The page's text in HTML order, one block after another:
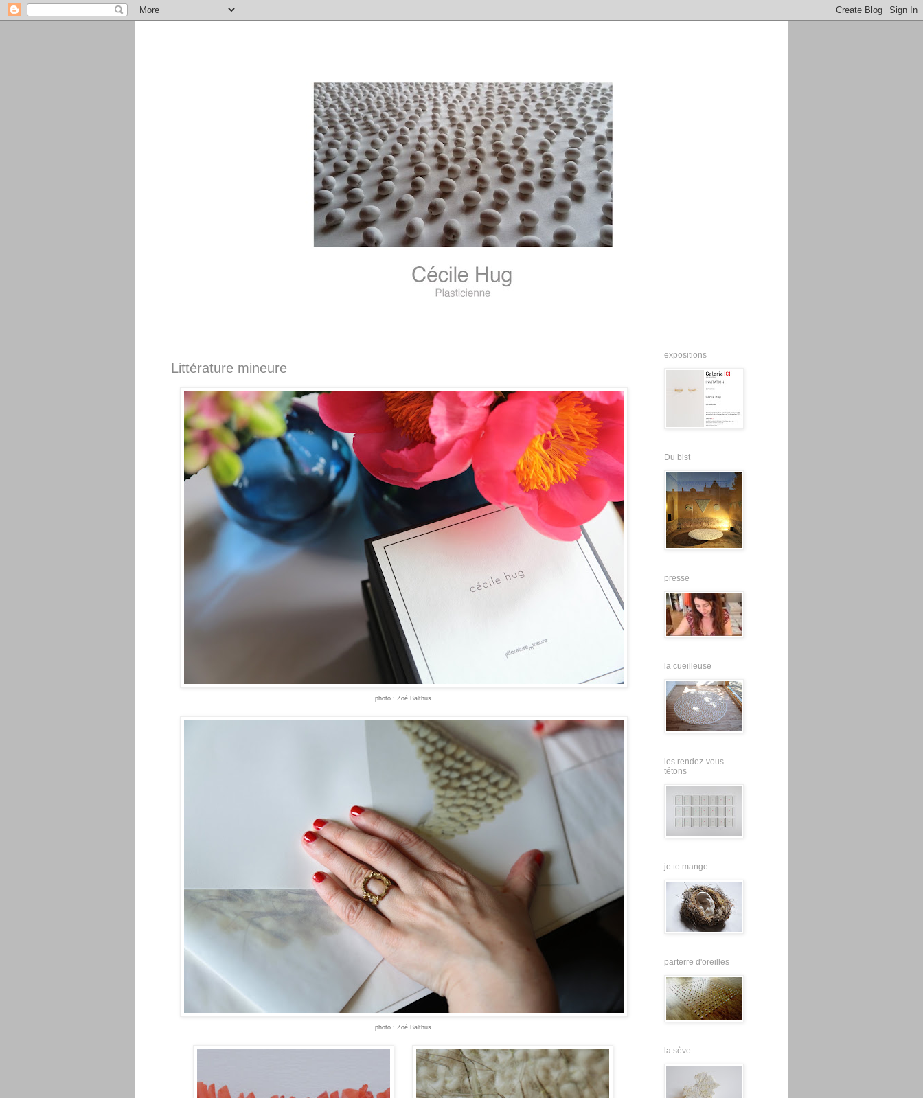
Littérature mineure
photo : Zoé Balthus
photo : Zoé Balthus
expositions
Du bist
presse
la cueilleuse
les rendez-vous
tétons
je te mange
parterre d'oreilles
la sève